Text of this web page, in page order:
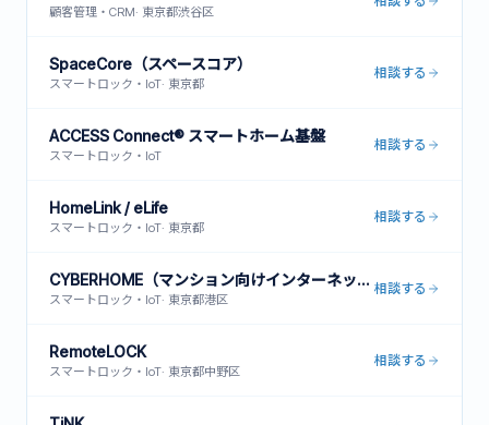
顧客管理・CRM· 東京都渋谷区
SpaceCore（スペースコア）
スマートロック・IoT· 東京都
相談する
ACCESS Connect® スマートホーム基盤
スマートロック・IoT
相談する
HomeLink / eLife
スマートロック・IoT· 東京都
相談する
CYBERHOME（マンション向けインターネット一括型）
スマートロック・IoT· 東京都港区
相談する
RemoteLOCK
スマートロック・IoT· 東京都中野区
相談する